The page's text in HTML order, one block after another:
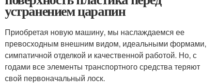
устранением царапин
Приобретая новую машину, мы наслаждаемся ее
превосходным внешним видом, идеальными формами,
симпатичной отделкой и качественной работой. Но, с
годами все элементы транспортного средства теряют
свой первоначальный лоск.